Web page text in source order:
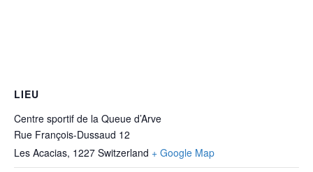
LIEU
Centre sportif de la Queue d’Arve
Rue François-Dussaud 12
Les Acacias, 1227 Switzerland + Google Map